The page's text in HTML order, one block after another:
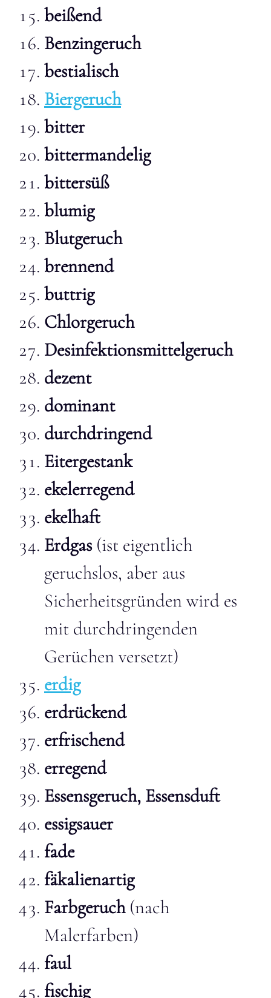
beißend
Benzingeruch
bestialisch
Biergeruch
bitter
bittermandelig
bittersüß
blumig
Blutgeruch
brennend
buttrig
Chlorgeruch
Desinfektionsmittelgeruch
dezent
dominant
durchdringend
Eitergestank
ekelerregend
ekelhaft
Erdgas(ist eigentlich
geruchslos, aber aus
Sicherheitsgründen wird es
mit durchdringenden
Gerüchen versetzt)
erdig
erdrückend
erfrischend
erregend
Essensgeruch, Essensduft
essigsauer
fade
fäkalienartig
Farbgeruch(nach
Malerfarben)
faul
fischig